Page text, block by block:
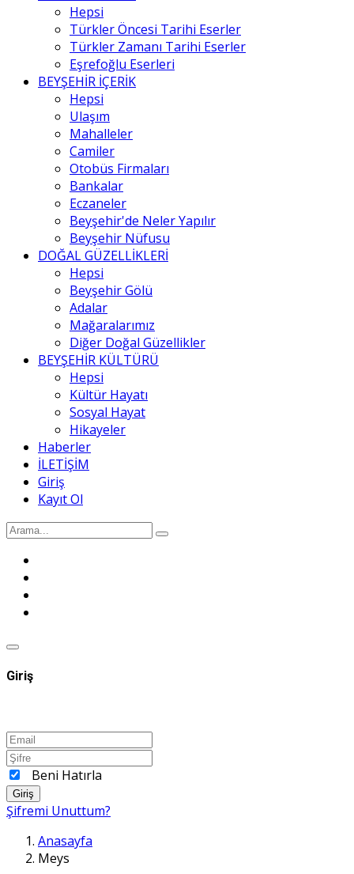
Hepsi
Türkler Öncesi Tarihi Eserler
Türkler Zamanı Tarihi Eserler
Eşrefoğlu Eserleri
BEYŞEHİR İÇERİK
Hepsi
Ulaşım
Mahalleler
Camiler
Otobüs Firmaları
Bankalar
Eczaneler
Beyşehir'de Neler Yapılır
Beyşehir Nüfusu
DOĞAL GÜZELLİKLERİ
Hepsi
Beyşehir Gölü
Adalar
Mağaralarımız
Diğer Doğal Güzellikler
BEYŞEHİR KÜLTÜRÜ
Hepsi
Kültür Hayatı
Sosyal Hayat
Hikayeler
Haberler
İLETİŞİM
Giriş
Kayıt Ol
Giriş
Beni Hatırla
Giriş
Şifremi Unuttum?
Anasayfa
Meys